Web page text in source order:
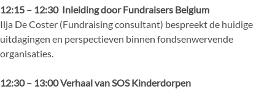
12:15 – 12:30 Inleiding door Fundraisers Belgium
Ilja De Coster (Fundraising consultant) bespreekt de huidige
uitdagingen en perspectieven binnen fondsenwervende
organisaties.
12:30 – 13:00 Verhaal van SOS Kinderdorpen